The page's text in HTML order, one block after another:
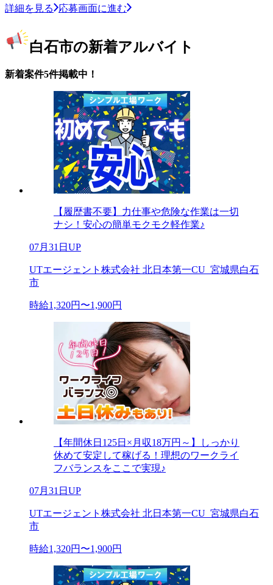
詳細を見る 応募画面に進む
白石市の新着アルバイト
新着案件5件掲載中！
【履歴書不要】力仕事や危険な作業は一切
ナシ！安心の簡単モクモク軽作業♪
07月31日UP
UTエージェント株式会社 北日本第一CU_宮城県白石
市
時給1,320円〜1,900円
【年間休日125日×月収18万円～】しっかり
休めて安定して稼げる！理想のワークライ
フバランスをここで実現♪
07月31日UP
UTエージェント株式会社 北日本第一CU_宮城県白石
市
時給1,320円〜1,900円